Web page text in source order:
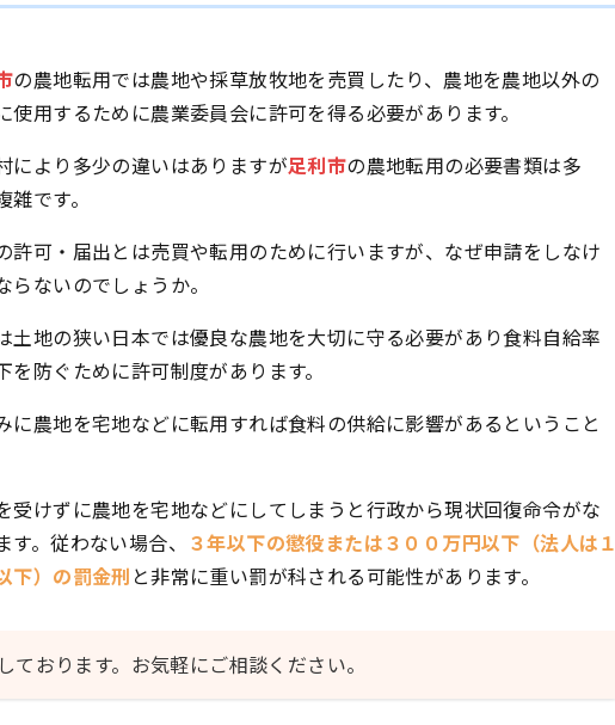
の農地転用では農地や採草放牧地を売買したり、農地を農地以外の
使用するために農業委員会に許可を得る必要があります。
により多少の違いはありますが足利市の農地転用の必要書類は多
雑です。
許可・届出とは売買や転用のために行いますが、なぜ申請をしなけ
らないのでしょうか。
土地の狭い日本では優良な農地を大切に守る必要があり食料自給率
を防ぐために許可制度があります。
に農地を宅地などに転用すれば食料の供給に影響があるということ
受けずに農地を宅地などにしてしまうと行政から現状回復命令がな
す。従わない場合、 ３年以下の懲役または３００万円以下（法人は１
下）の罰金刑 と非常に重い罰が科される可能性があります。
ております。お気軽にご相談ください。